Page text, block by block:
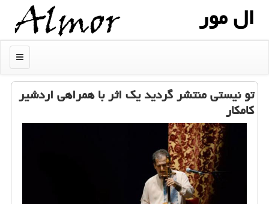
ال مور
منو
تو نیستی منتشر گردید یک اثر با همراهی اردشیر
کامکار